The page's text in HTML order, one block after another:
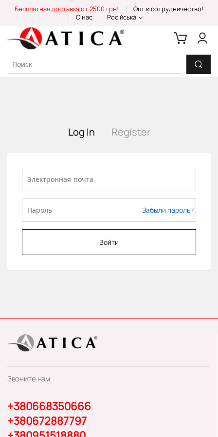
Content
Бесплатная доставка от 2500 грн!
Опт и сотрудничество!
О нас
Російська
Log In Register
Забыли пароль?
Войти
Звоните нам
+380668350666
+380672887797